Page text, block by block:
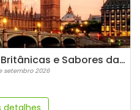
As Maravilhas das Ilhas Britânicas e Sabores da França
setembro 2026
detalhes